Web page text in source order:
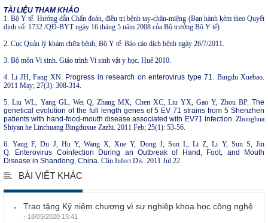
TÀI LIỆU THAM KHẢO
1. Bộ Y tế. Hướng dẫn Chẩn đoán, điều trị bệnh tay-chân-miệng (Ban hành kèm theo Quyết
định số: 1732 /QĐ-BYT ngày 16 tháng 5 năm 2008 của Bộ trưởng Bộ Y tế)
2. Cục Quản lý khám chữa bệnh, Bộ Y tế: Báo cáo dịch bệnh ngày 26/7/2011.
3. Bộ môn Vi sinh. Giáo trình Vi sinh vật y học. Huế 2010.
4. Li JH, Fang XN. Progress in research on enterovirus type 71.
Bingdu Xuebao.
2011 May; 27(3): 308-314.
5. Liu WL, Yang GL, Wei Q, Zhang MX, Chen XC, Liu YX, Gao Y, Zhou BP. The
genetical evolution of the full length genes of 5 EV 71 strains from 5 Shenzhen
patients with hand-food-mouth disease associated with EV71 infection. Zhonghua
Shiyan he Linchuang Bingduxue Zazhi. 2011 Feb; 25(1): 53-56.
6. Yang F, Du J, Hu Y, Wang X, Xue Y, Dong J, Sun L, Li Z, Li Y, Sun S, Jin
Q. Enterovirus Coinfection During an Outbreak of Hand, Foot, and Mouth
Disease in Shandong, China. Clin Infect Dis. 2011 Jul 22.
BÀI VIẾT KHÁC
Trao tặng Kỷ niệm chương vì sự nghiệp khoa học công nghệ
- 18/05/2020 15:41